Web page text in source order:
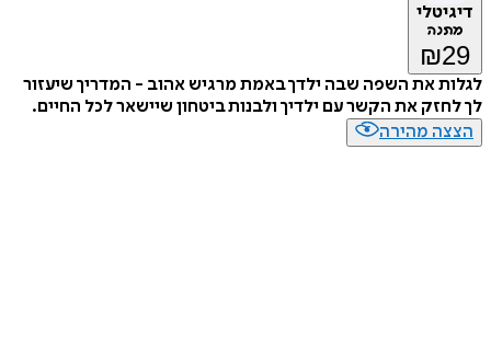
דיגיטלי
מתנה
₪29
לגלות את השפה שבה ילדך באמת מרגיש אהוב - המדריך שיעזור
לך לחזק את הקשר עם ילדיך ולבנות ביטחון שיישאר לכל החיים.
הצצה מהירה